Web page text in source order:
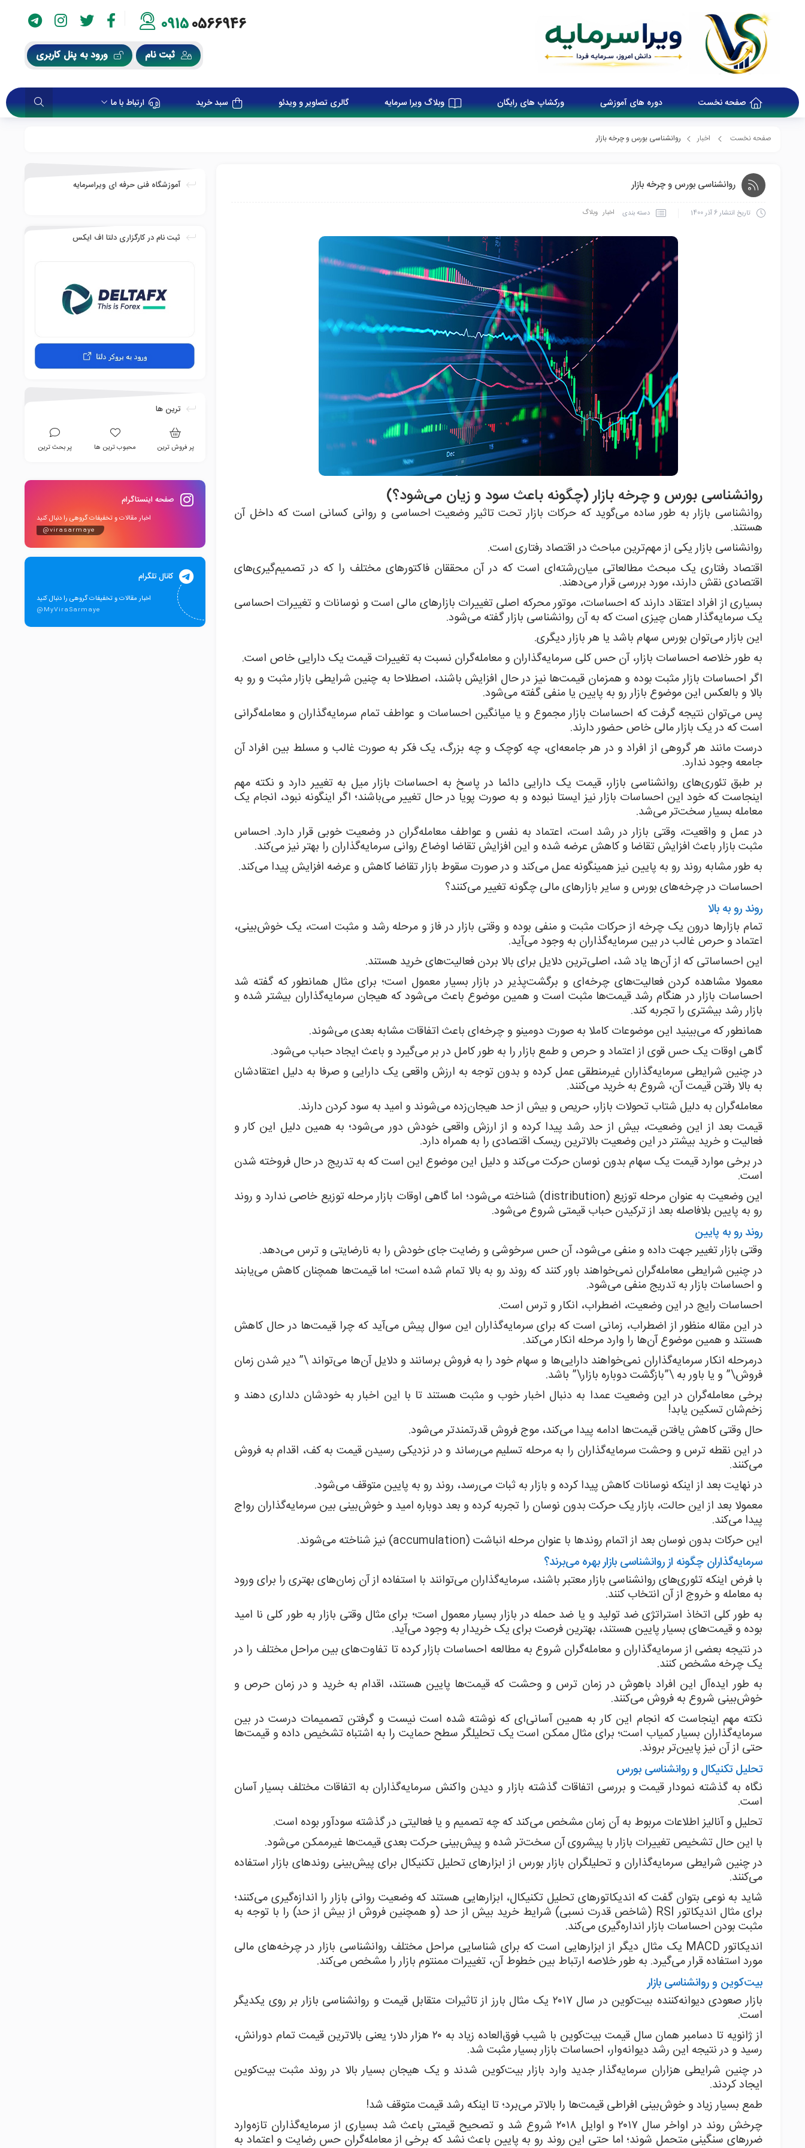
09150566946
ثبت نام ورود به پنل کاربری
صفحه نخست دوره های آموزشی ورکشاپ های رایگان وبلاگ ویرا سرمایه گالری تصاویر و ویدئو سبد خرید ارتباط با ما
صفحه نخست اخبار روانشناسی بورس و چرخه بازار
روانشناسی بورس و چرخه بازار
تاریخ انتشار6 آذر 1400 دسته بندی اخبار وبلاگ
روانشناسی بورس و چرخه بازار (چگونه باعث سود و زیان می‌شود؟)
روانشناسی بازار به طور ساده می‌گوید که حرکات بازار تحت تاثیر وضعیت احساسی و روانی کسانی است که داخل آن
هستند.
روانشناسی بازار یکی از مهم‌ترین مباحث در اقتصاد رفتاری است.
اقتصاد رفتاری یک مبحث مطالعاتی میان‌رشته‌ای است که در آن محققان فاکتورهای مختلف را که در تصمیم‌گیری‌های
اقتصادی نقش دارند، مورد بررسی قرار می‌دهند.
بسیاری از افراد اعتقاد دارند که احساسات، موتور محرکه اصلی تغییرات بازارهای مالی است و نوسانات و تغییرات احساسی
یک سرمایه‌گذار همان چیزی است که به آن روانشناسی بازار گفته می‌شود.
این بازار می‌توان بورس سهام باشد یا هر بازار دیگری.
به طور خلاصه احساسات بازار، آن حس کلی سرمایه‌گذاران و معامله‌گران نسبت به تغییرات قیمت یک دارایی خاص است.
اگر احساسات بازار مثبت بوده و همزمان قیمت‌ها نیز در حال افزایش باشند، اصطلاحا به چنین شرایطی بازار مثبت و رو به
بالا و بالعکس این موضوع بازار رو به پایین یا منفی گفته می‌شود.
پس می‌توان نتیجه گرفت که احساسات بازار مجموع و یا میانگین احساسات و عواطف تمام سرمایه‌گذاران و معامله‌گرانی
است که در یک بازار مالی خاص حضور دارند.
درست مانند هر گروهی از افراد و در هر جامعه‌ای، چه کوچک و چه بزرگ، یک فکر به صورت غالب و مسلط بین افراد آن
جامعه وجود ندارد.
بر طبق تئوری‌های روانشناسی بازار، قیمت یک دارایی دائما در پاسخ به احساسات بازار میل به تغییر دارد و نکته مهم
اینجاست که خود این احساسات بازار نیز ایستا نبوده و به صورت پویا در حال تغییر می‌باشند؛ اگر اینگونه نبود، انجام یک
معامله بسیار سخت‌تر می‌شد.
در عمل و واقعیت، وقتی بازار در رشد است، اعتماد به نفس و عواطف معامله‌گران در وضعیت خوبی قرار دارد. احساس
مثبت بازار باعث افزایش تقاضا و کاهش عرضه شده و این افزایش تقاضا اوضاع روانی سرمایه‌گذاران را بهتر نیز می‌کند.
به طور مشابه روند رو به پایین نیز همینگونه عمل می‌کند و در صورت سقوط بازار تقاضا کاهش و عرضه افزایش پیدا می‌کند.
احساسات در چرخه‌های بورس و سایر بازارهای مالی چگونه تغییر می‌کنند؟
روند رو به بالا
تمام بازارها درون یک چرخه از حرکات مثبت و منفی بوده و وقتی بازار در فاز و مرحله رشد و مثبت است، یک خوش‌بینی،
اعتماد و حرص غالب در بین سرمایه‌گذاران به وجود می‌آید.
این احساساتی که از آن‌ها یاد شد، اصلی‌ترین دلایل برای بالا بردن فعالیت‌های خرید هستند.
معمولا مشاهده کردن فعالیت‌های چرخه‌ای و برگشت‌پذیر در بازار بسیار معمول است؛ برای مثال همانطور که گفته شد
احساسات بازار در هنگام رشد قیمت‌ها مثبت است و همین موضوع باعث می‌شود که هیجان سرمایه‌گذاران بیشتر شده و
بازار رشد بیشتری را تجربه کند.
همانطور که می‌بینید این موضوعات کاملا به صورت دومینو و چرخه‌ای باعث اتفاقات مشابه بعدی می‌شوند.
گاهی اوقات یک حس قوی از اعتماد و حرص و طمع بازار را به طور کامل در بر می‌گیرد و باعث ایجاد حباب می‌شود.
در چنین شرایطی سرمایه‌گذاران غیرمنطقی عمل کرده و بدون توجه به ارزش واقعی یک دارایی و صرفا به دلیل اعتقادشان
به بالا رفتن قیمت آن، شروع به خرید می‌کنند.
معامله‌گران به دلیل شتاب تحولات بازار، حریص و بیش از حد هیجان‌زده می‌شوند و امید به سود کردن دارند.
قیمت بعد از این وضعیت، بیش از حد رشد پیدا کرده و از ارزش واقعی خودش دور می‌شود؛ به همین دلیل این کار و
فعالیت و خرید بیشتر در این وضعیت بالاترین ریسک اقتصادی را به همراه دارد.
در برخی موارد قیمت یک سهام بدون نوسان حرکت می‌کند و دلیل این موضوع این است که به تدریج در حال فروخته شدن
است.
این وضعیت به عنوان مرحله توزیع (distribution) شناخته می‌شود؛ اما گاهی اوقات بازار مرحله توزیع خاصی ندارد و روند
رو به پایین بلافاصله بعد از ترکیدن حباب قیمتی شروع می‌شود.
روند رو به پایین
وقتی بازار تغییر جهت داده و منفی می‌شود، آن حس سرخوشی و رضایت جای خودش را به نارضایتی و ترس می‌دهد.
در چنین شرایطی معامله‌گران نمی‌خواهند باور کنند که روند رو به بالا تمام شده است؛ اما قیمت‌ها همچنان کاهش می‌یابند
و احساسات بازار به تدریج منفی می‌شود.
احساسات رایج در این وضعیت، اضطراب، انکار و ترس است.
در این مقاله منظور از اضطراب، زمانی است که برای سرمایه‌گذاران این سوال پیش می‌آید که چرا قیمت‌ها در حال کاهش
هستند و همین موضوع آن‌ها را وارد مرحله انکار می‌کند.
درمرحله انکار سرمایه‌گذاران نمی‌خواهند دارایی‌ها و سهام خود را به فروش برسانند و دلایل آن‌ها می‌تواند \” دیر شدن زمان
فروش\” و یا باور به \”بازگشت دوباره بازار\” باشد.
برخی معامله‌گران در این وضعیت عمدا به دنبال اخبار خوب و مثبت هستند تا با این اخبار به خودشان دلداری دهند و
زخم‌شان تسکین یابد!
حال وقتی کاهش یافتن قیمت‌ها ادامه پیدا می‌کند، موج فروش قدرتمندتر می‌شود.
در این نقطه ترس و وحشت سرمایه‌گذاران را به مرحله تسلیم می‌رساند و در نزدیکی رسیدن قیمت به کف، اقدام به فروش
می‌کنند.
در نهایت بعد از اینکه نوسانات کاهش پیدا کرده و بازار به ثبات می‌رسد، روند رو به پایین متوقف می‌شود.
معمولا بعد از این حالت، بازار یک حرکت بدون نوسان را تجربه کرده و بعد دوباره امید و خوش‌بینی بین سرمایه‌گذاران رواج
پیدا می‌کند.
این حرکات بدون نوسان بعد از اتمام روند‌ها با عنوان مرحله انباشت (accumulation) نیز شناخته می‌شوند.
سرمایه‌گذاران چگونه از روانشناسی بازار بهره می‌برند؟
با فرض اینکه تئوری‌های روانشناسی بازار معتبر باشند، سرمایه‌گذاران می‌توانند با استفاده از آن زمان‌های بهتری را برای ورود
به معامله و خروج از آن انتخاب کنند.
به طور کلی اتخاذ استراتژی ضد تولید و یا ضد حمله در بازار بسیار معمول است؛ برای مثال وقتی بازار به طور کلی نا امید
بوده و قیمت‌های بسیار پایین هستند، بهترین فرصت برای یک خریدار به وجود می‌آید.
در نتیجه بعضی از سرمایه‌گذاران و معامله‌گران شروع به مطالعه احساسات بازار کرده تا تفاوت‌های بین مراحل مختلف را در
یک چرخه مشخص کنند.
به طور ایده‌آل این افراد باهوش در زمان ترس و وحشت که قیمت‌ها پایین هستند، اقدام به خرید و در زمان حرص و
خوش‌بینی شروع به فروش می‌کنند.
نکته مهم اینجاست که انجام این کار به همین آسانی‌ای که نوشته شده است نیست و گرفتن تصمیمات درست در بین
سرمایه‌گذاران بسیار کمیاب است؛ برای مثال ممکن است یک تحلیلگر سطح حمایت را به اشتباه تشخیص داده و قیمت‌ها
حتی از آن نیز پایین‌تر بروند.
تحلیل تکنیکال و روانشناسی بورس
نگاه به گذشته نمودار قیمت و بررسی اتفاقات گذشته بازار و دیدن واکنش سرمایه‌گذاران به اتفاقات مختلف بسیار آسان
است.
تحلیل و آنالیز اطلاعات مربوط به آن زمان مشخص می‌کند که چه تصمیم و یا فعالیتی در گذشته سودآور بوده است.
با این حال تشخیص تغییرات بازار با پیشروی آن سخت‌تر شده و پیش‌بینی حرکت بعدی قیمت‌ها غیرممکن می‌شود.
در چنین شرایطی سرمایه‌گذاران و تحلیلگران بازار بورس از ابزارهای تحلیل تکنیکال برای پیش‌بینی روندهای بازار استفاده
می‌کنند.
شاید به نوعی بتوان گفت که اندیکاتورهای تحلیل تکنیکال، ابزارهایی هستند که وضعیت روانی بازار را اندازه‌گیری می‌کنند؛
برای مثال اندیکاتور RSI (شاخص قدرت نسبی) شرایط خرید بیش از حد (و همچنین فروش از بیش از حد) را با توجه به
مثبت بودن احساسات بازار انداره‌گیری می‌کند.
اندیکاتور MACD یک مثال دیگر از ابزارهایی است که برای شناسایی مراحل مختلف روانشناسی بازار در چرخه‌های مالی
مورد استفاده قرار می‌گیرد. به طور خلاصه ارتباط بین خطوط آن، تغییرات ممنتوم بازار را مشخص می‌کند.
بیت‌کوین و روانشناسی بازار
بازار صعودی دیوانه‌کننده بیت‌کوین در سال ۲۰۱۷ یک مثال بارز از تاثیرات متقابل قیمت و روانشناسی بازار بر روی یکدیگر
است.
از ژانویه تا دسامبر همان سال قیمت بیت‌کوین با شیب فوق‌العاده زیاد به ۲۰ هزار دلار؛ یعنی بالاترین قیمت تمام دورانش،
رسید و در نتیجه این رشد دیوانه‌وار، احساسات بازار بسیار مثبت شد.
در چنین شرایطی هزاران سرمایه‌گذار جدید وارد بازار بیت‌کوین شدند و یک هیجان بسیار بالا در روند مثبت بیت‌کوین
ایجاد کردند.
طمع بسیار زیاد و خوش‌بینی افراطی قیمت‌ها را بالاتر می‌برد؛ تا اینکه رشد قیمت متوقف شد!
چرخش روند در اواخر سال ۲۰۱۷ و اوایل ۲۰۱۸ شروع شد و تصحیح قیمتی باعث شد بسیاری از سرمایه‌گذاران تازه‌وارد
ضرر‌های سنگینی متحمل شوند؛ اما حتی این روند رو به پایین باعث نشد که برخی از معامله‌گران حس رضایت و اعتماد به
آموزشگاه فنی حرفه ای ویراسرمایه
ثبت نام در کارگزاری دلتا اف ایکس
ترین ها
پر فروش ترین محبوب ترین ها پر بحث ترین
صفحه اینستاگرام
اخبار مقالات و تخفیفات گروهی را دنبال کنید
@virasarmaye
کانال تلگرام
اخبار مقالات و تخفیفات گروهی را دنبال کنید
@MyViraSarmaye